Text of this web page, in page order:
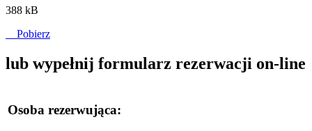
388 kB
Pobierz
lub wypełnij formularz rezerwacji on-line
Osoba rezerwująca: